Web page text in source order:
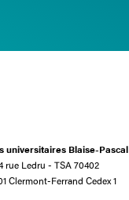
universitaires Blaise-Pascal
rue Ledru - TSA 70402
Clermont-Ferrand Cedex 1